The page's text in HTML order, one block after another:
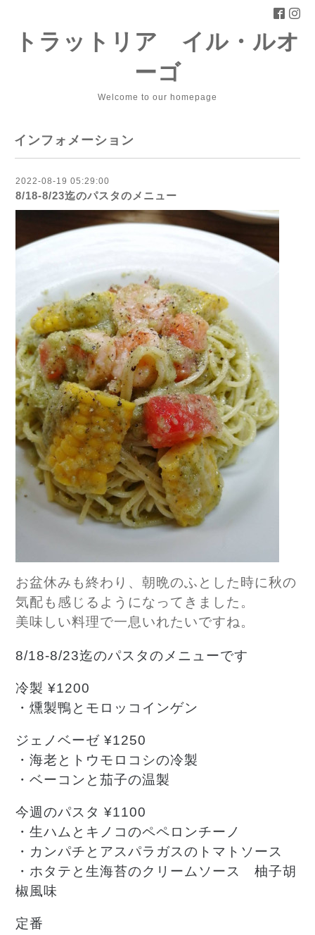
トラットリア イル・ルオ
ーゴ
Welcome to our homepage
インフォメーション
2022-08-19 05:29:00
8/18-8/23迄のパスタのメニュー
お盆休みも終わり、朝晩のふとした時に秋の
気配も感じるようになってきました。
美味しい料理で一息いれたいですね。
8/18-8/23迄のパスタのメニューです
冷製 ¥1200
・燻製鴨とモロッコインゲン
ジェノベーゼ ¥1250
・海老とトウモロコシの冷製
・ベーコンと茄子の温製
今週のパスタ ¥1100
・生ハムとキノコのペペロンチーノ
・カンパチとアスパラガスのトマトソース
・ホタテと生海苔のクリームソース 柚子胡
椒風味
定番